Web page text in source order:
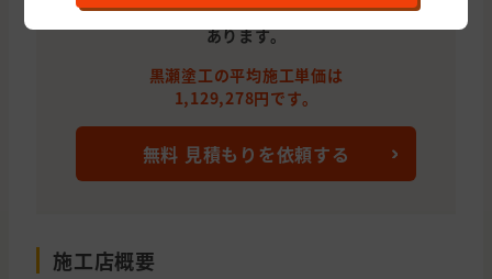
黒瀬塗工はこれまでに累計9件の施工実績が
あります。
黒瀬塗工の平均施工単価は
1,129,278円です。
無料 見積もりを依頼する
施工店概要